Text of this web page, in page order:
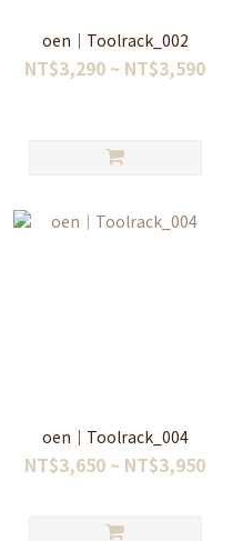
oen｜Toolrack_002
NT$3,290 ~ NT$3,590
oen｜Toolrack_004
NT$3,650 ~ NT$3,950